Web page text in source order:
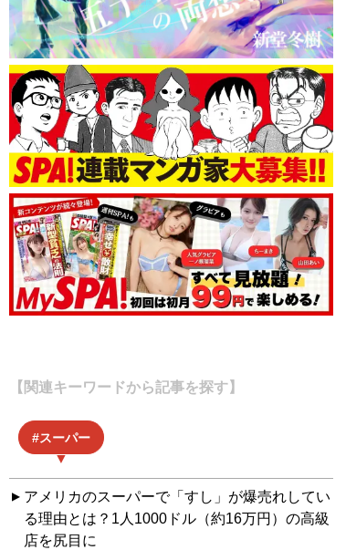
【関連キーワードから記事を探す】
スーパー
アメリカのスーパーで「すし」が爆売れしてい
る理由とは？1人1000ドル（約16万円）の高級
店を尻目に